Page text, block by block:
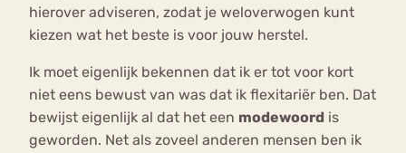
hierover adviseren, zodat je weloverwogen kunt
kiezen wat het beste is voor jouw herstel.
Ik moet eigenlijk bekennen dat ik er tot voor kort
niet eens bewust van was dat ik flexitariër ben. Dat
bewijst eigenlijk al dat het een modewoord is
geworden. Net als zoveel anderen mensen ben ik